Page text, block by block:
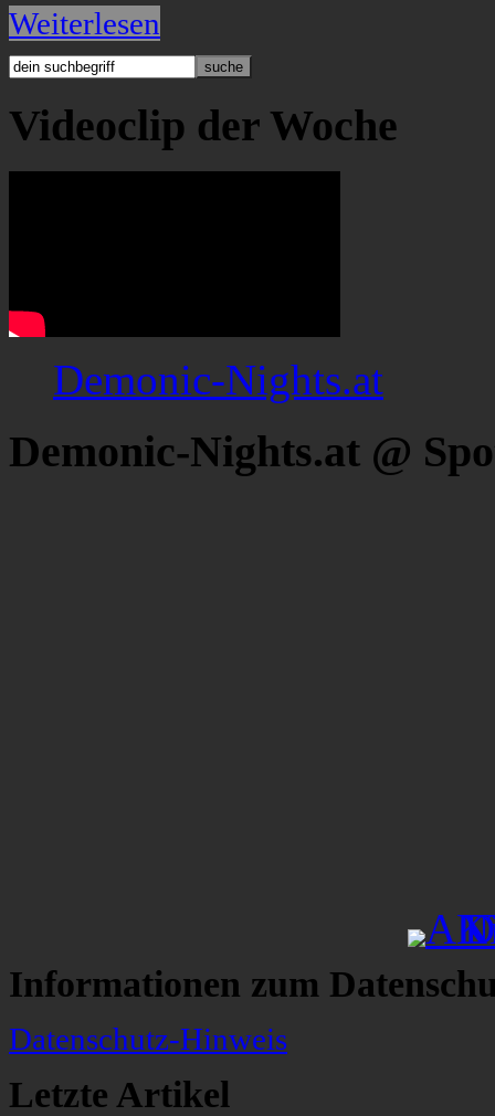
Weiterlesen
Videoclip der Woche
Demonic-Nights.at
Demonic-Nights.at @
Informationen zum
Datenschutz-Hinweis
Letzte Artikel